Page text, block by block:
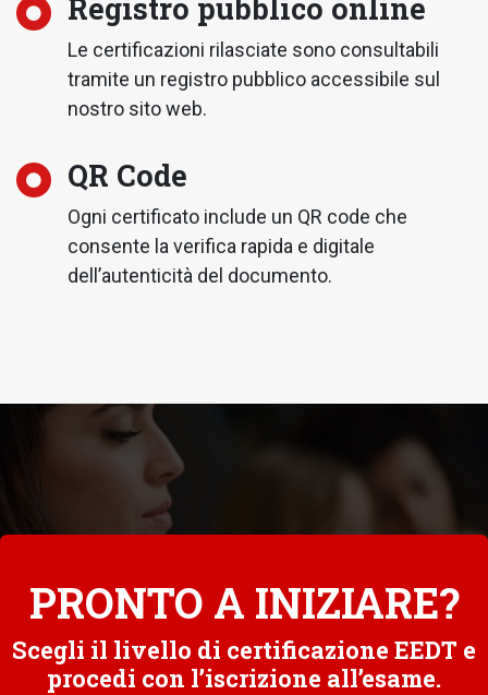
Registro pubblico online
Le certificazioni rilasciate sono consultabili
tramite un registro pubblico accessibile sul
nostro sito web.
QR Code
Ogni certificato include un QR code che
consente la verifica rapida e digitale
dell’autenticità del documento.
PRONTO A INIZIARE?
Scegli il livello di certificazione EEDT e
procedi con l’iscrizione all’esame.